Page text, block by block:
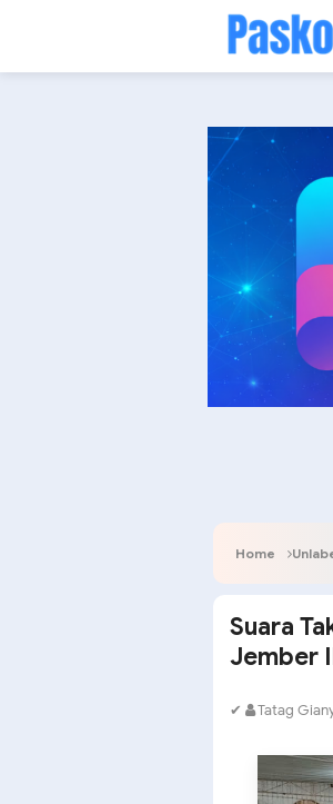
Home
Suara
Jember
✔ Tatag